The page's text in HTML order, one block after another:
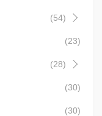
(54)
(23)
(28)
(30)
(30)